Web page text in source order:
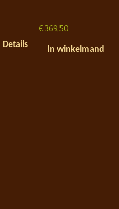
€369,50
Details
In winkelmand